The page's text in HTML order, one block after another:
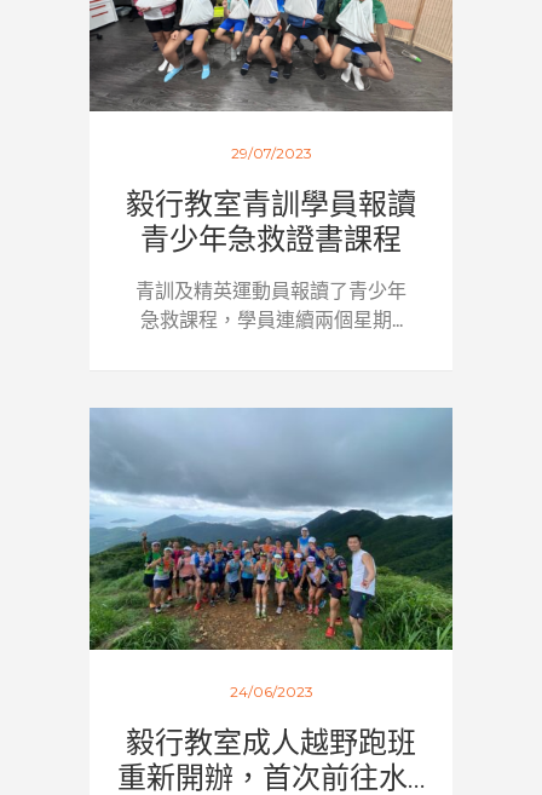
29/07/2023
毅行教室青訓學員報讀
青少年急救證書課程
青訓及精英運動員報讀了青少年
急救課程，學員連續兩個星期...
24/06/2023
毅行教室成人越野跑班
重新開辦，首次前往水...